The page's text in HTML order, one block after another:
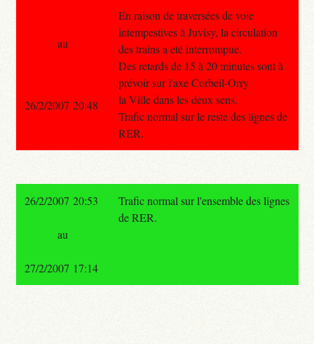
En raison de traversées de voie
intempestives à Juvisy, la circulation
des trains a eté interrompue.
Des retards de 15 à 20 minutes sont à
prévoir sur l'axe Corbeil-Orry
la Ville dans les deux sens.
Trafic normal sur le reste des lignes de
RER.
au
26/2/2007 20:48
26/2/2007 20:53
Trafic normal sur l'ensemble des lignes
de RER.
au
27/2/2007 17:14